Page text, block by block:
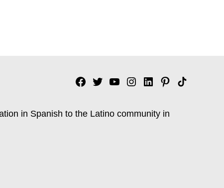
Facebook
TwitterYouTubeInstagram
Linkedin
Pinterest
Tik
in Spanish to the Latino community in